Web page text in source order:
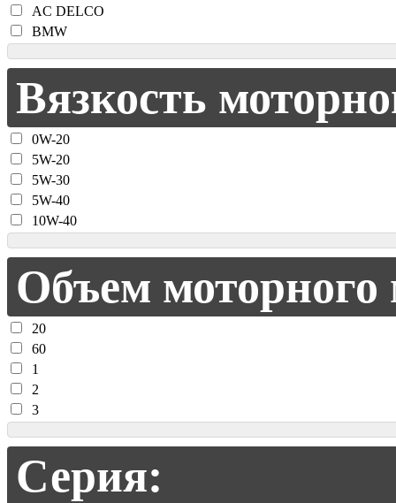
AC DELCO
BMW
Вязкость
0W-20
5W-20
5W-30
5W-40
10W-40
Объем моторного
20
60
1
2
3
Серия: